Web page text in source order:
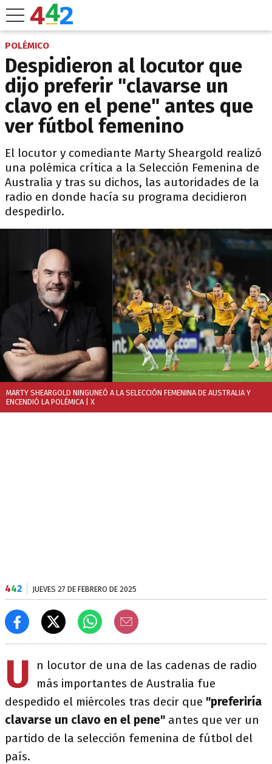
POLÉMICO
Despidieron al locutor que
dijo preferir "clavarse un
clavo en el pene" antes que
ver fútbol femenino
El locutor y comediante Marty Sheargold realizó
una polémica crítica a la Selección Femenina de
Australia y tras su dichos, las autoridades de la
radio en donde hacía su programa decidieron
despedirlo.
MARTY SHEARGOLD NINGUNEÓ A LA SELECCIÓN FEMENINA DE AUSTRALIA Y
ENCENDIÓ LA POLÉMICA | X
442 JUEVES 27 DE FEBRERO DE 2025
U
n locutor de una de las cadenas de radio
más importantes de Australia fue
despedido el miércoles tras decir que "preferiría
clavarse un clavo en el pene" antes que ver un
partido de la selección femenina de fútbol del
país.